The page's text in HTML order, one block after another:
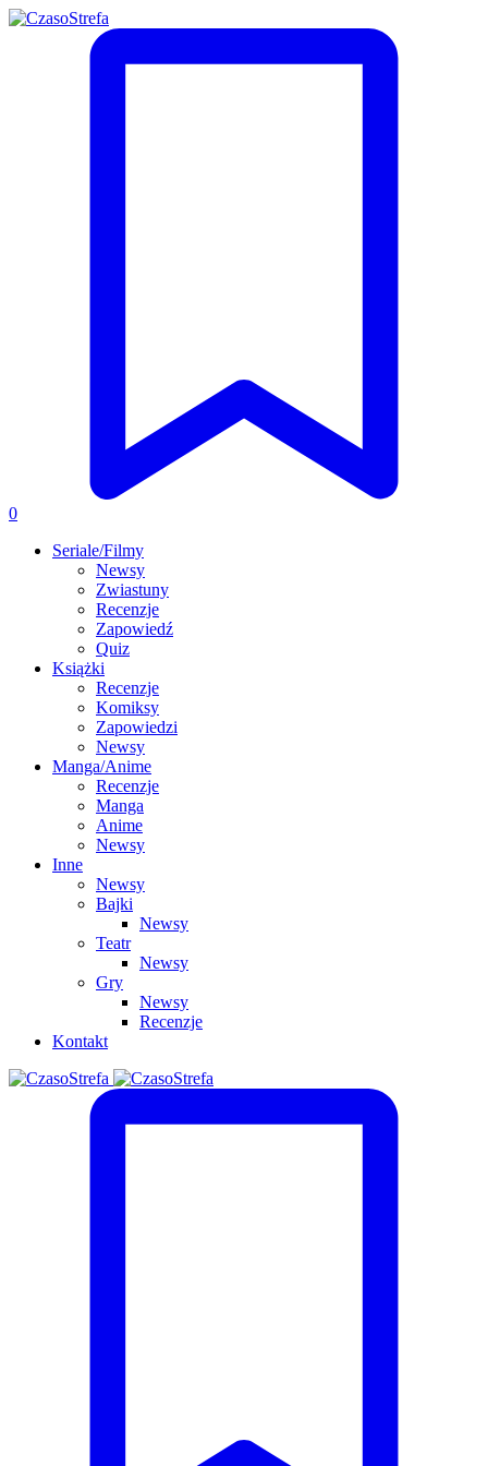
0
Seriale/Filmy
Newsy
Zwiastuny
Recenzje
Zapowiedź
Quiz
Książki
Recenzje
Komiksy
Zapowiedzi
Newsy
Manga/Anime
Recenzje
Manga
Anime
Newsy
Inne
Newsy
Bajki
Newsy
Teatr
Newsy
Gry
Newsy
Recenzje
Kontakt